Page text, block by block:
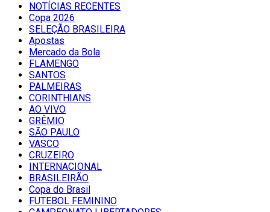
NOTÍCIAS RECENTES
Copa 2026
SELEÇÃO BRASILEIRA
Apostas
Mercado da Bola
FLAMENGO
SANTOS
PALMEIRAS
CORINTHIANS
AO VIVO
GRÊMIO
SĀO PAULO
VASCO
CRUZEIRO
INTERNACIONAL
BRASILEIRÃO
Copa do Brasil
FUTEBOL FEMININO